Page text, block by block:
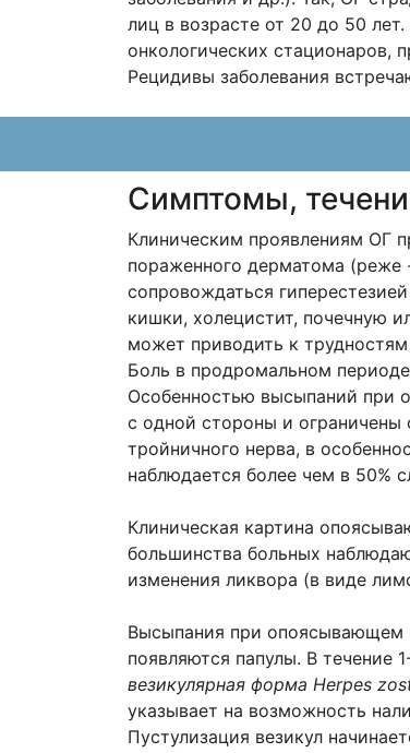
лиц в возрасте от 20 до 50
онкологических стационаров,
Рецидивы заболевания
Cимптомы,
Клиническим проявлениям ОГ
пораженного дерматома (реже
сопровождаться
кишки, холецистит, почечную
может приводить к
Боль в продромальном
Особенностью высыпаний при
с одной стороны и ограничены
тройничного нерва, в
наблюдается более чем в 50%
Клиническая картина
большинства больных
изменения ликвора (в виде
Высыпания при опоясывающем
появляются папулы. В течение
везикулярная форма Herpes
указывает на возможность
Пустулизация везикул